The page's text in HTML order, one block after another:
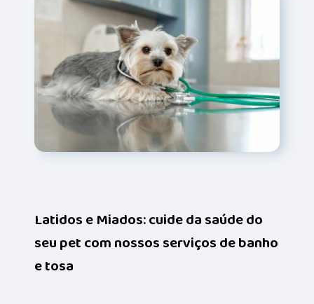
Latidos e Miados: cuide da saúde do
seu pet com nossos serviços de banho
e tosa